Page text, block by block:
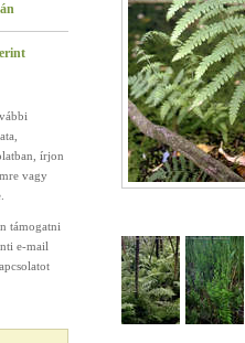
írjon
vagy
támogatni
e-mail